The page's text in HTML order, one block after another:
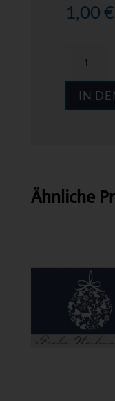
1,00€
Menge
IN
Ähnliche